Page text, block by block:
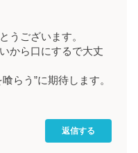
うございます。
から口にするで大丈
らう”に期待します。
返信する